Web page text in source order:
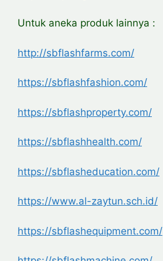
Untuk aneka produk lainnya :
http://sbflashfarms.com/
https://sbflashfashion.com/
https://sbflashproperty.com/
https://sbflashhealth.com/
https://sbflasheducation.com/
https://www.al-zaytun.sch.id/
https://sbflashequipment.com/